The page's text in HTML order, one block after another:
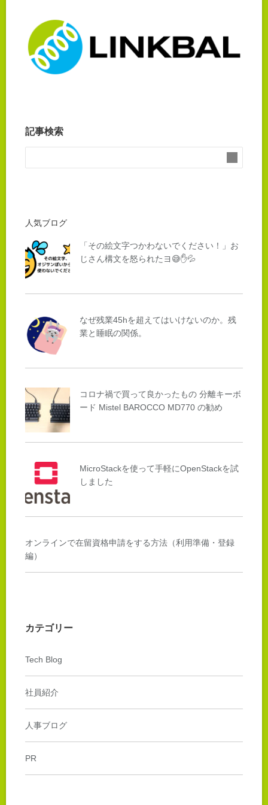
記事検索
人気ブログ
「その絵文字つかわないでください！」お
じさん構文を怒られたヨ😅✋💦
なぜ残業45hを超えてはいけないのか。残
業と睡眠の関係。
コロナ禍で買って良かったもの 分離キーボ
ード Mistel BAROCCO MD770 の勧め
MicroStackを使って手軽にOpenStackを試
しました
オンラインで在留資格申請をする方法（利用準備・登録
編）
カテゴリー
Tech Blog
社員紹介
人事ブログ
PR